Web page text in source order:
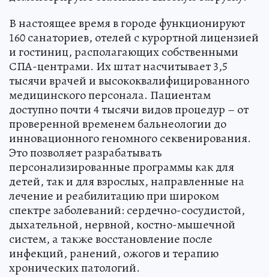
В настоящее время в городе функционируют
160 санаториев, отелей с курортной лицензией
и гостиниц, располагающих собственными
СПА-центрами. Их штат насчитывает 3,5
тысячи врачей и высококвалифицированного
медицинского персонала. Пациентам
доступно почти 4 тысячи видов процедур – от
проверенной временем бальнеологии до
инновационного геномного секвенирования.
Это позволяет разрабатывать
персонализированные программы как для
детей, так и для взрослых, направленные на
лечение и реабилитацию при широком
спектре заболеваний: сердечно-сосудистой,
дыхательной, нервной, костно-мышечной
систем, а также восстановление после
инфекций, ранений, ожогов и терапию
хронических патологий.